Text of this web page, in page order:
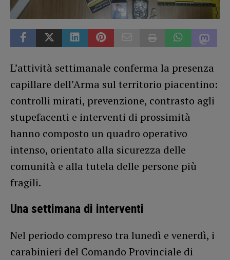
L’attività settimanale conferma la presenza
capillare dell’Arma sul territorio piacentino:
controlli mirati, prevenzione, contrasto agli
stupefacenti e interventi di prossimità
hanno composto un quadro operativo
intenso, orientato alla sicurezza delle
comunità e alla tutela delle persone più
fragili.
Una settimana di interventi
Nel periodo compreso tra lunedì e venerdì, i
carabinieri del Comando Provinciale di